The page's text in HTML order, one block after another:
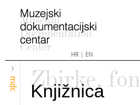
HR| EN
mdc
Zbirke,
Knjižnica